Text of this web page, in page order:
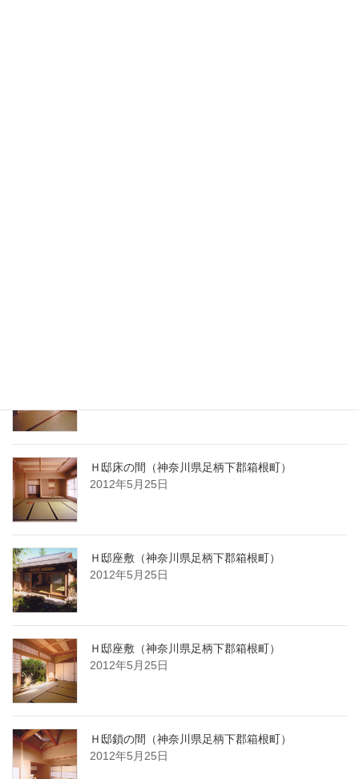
Ｈ邸床の間（神奈川県足柄下郡箱根町）
2012年5月25日
Ｈ邸座敷（神奈川県足柄下郡箱根町）
2012年5月25日
Ｈ邸座敷（神奈川県足柄下郡箱根町）
2012年5月25日
Ｈ邸鎖の間（神奈川県足柄下郡箱根町）
2012年5月25日